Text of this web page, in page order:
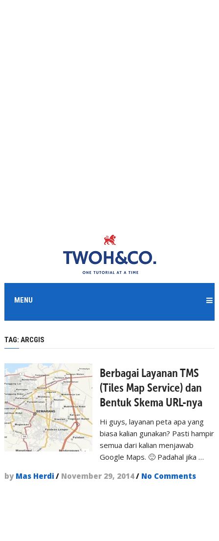
MENU
TAG: ARCGIS
Berbagai Layanan TMS
(Tiles Map Service) dan
Bentuk Skema URL-nya
Hi guys, layanan peta apa yang
biasa kalian gunakan? Pasti hampir
semua dari kalian menjawab
Google Maps. 🙂 Padahal jika …
by Mas Herdi / November 29, 2014/ No Comments